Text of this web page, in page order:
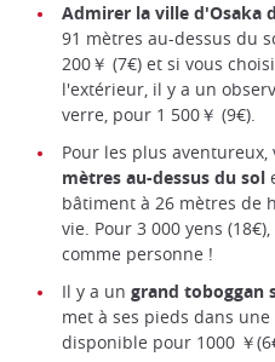
Admirer la ville d'Osaka
91 mètres au-dessus du
200￥ (7€) et si vous
l'extérieur, il y a un
verre, pour 1 500￥ (9€).
Pour les plus aventureux,
mètres au-dessus du sol
bâtiment à 26 mètres de
vie. Pour 3 000 yens
comme personne !
Il y a un grand toboggan
met à ses pieds dans
disponible pour 1000 ￥